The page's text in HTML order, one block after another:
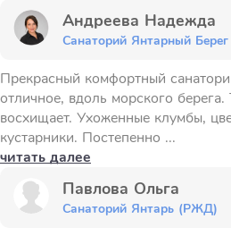
Андреева Надежда
Санаторий Янтарный Берег
Прекрасный комфортный
отличное, вдоль морского
восхищает. Ухоженные клумбы,
кустарники. Постепенно ...
читать далее
Павлова Ольга
Санаторий Янтарь (РЖД)